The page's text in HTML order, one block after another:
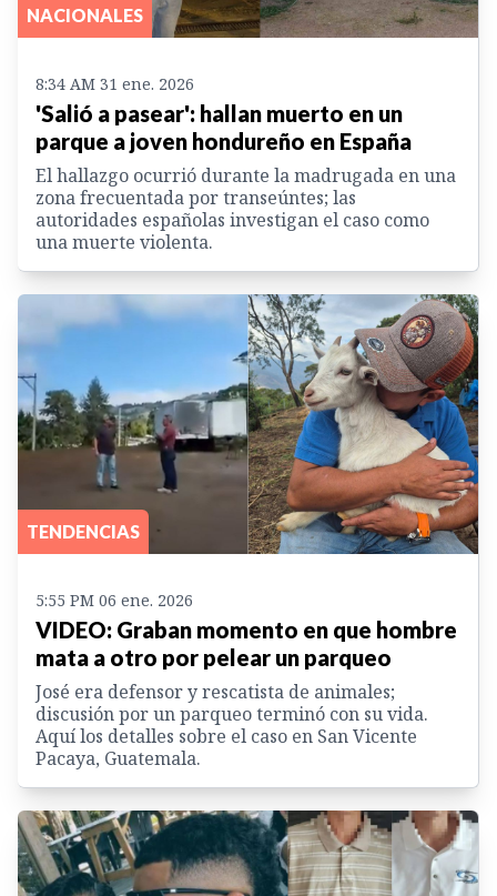
NACIONALES
8:34 AM 31 ene. 2026
'Salió a pasear': hallan muerto en un
parque a joven hondureño en España
El hallazgo ocurrió durante la madrugada en una
zona frecuentada por transeúntes; las
autoridades españolas investigan el caso como
una muerte violenta.
TENDENCIAS
5:55 PM 06 ene. 2026
VIDEO: Graban momento en que hombre
mata a otro por pelear un parqueo
José era defensor y rescatista de animales;
discusión por un parqueo terminó con su vida.
Aquí los detalles sobre el caso en San Vicente
Pacaya, Guatemala.